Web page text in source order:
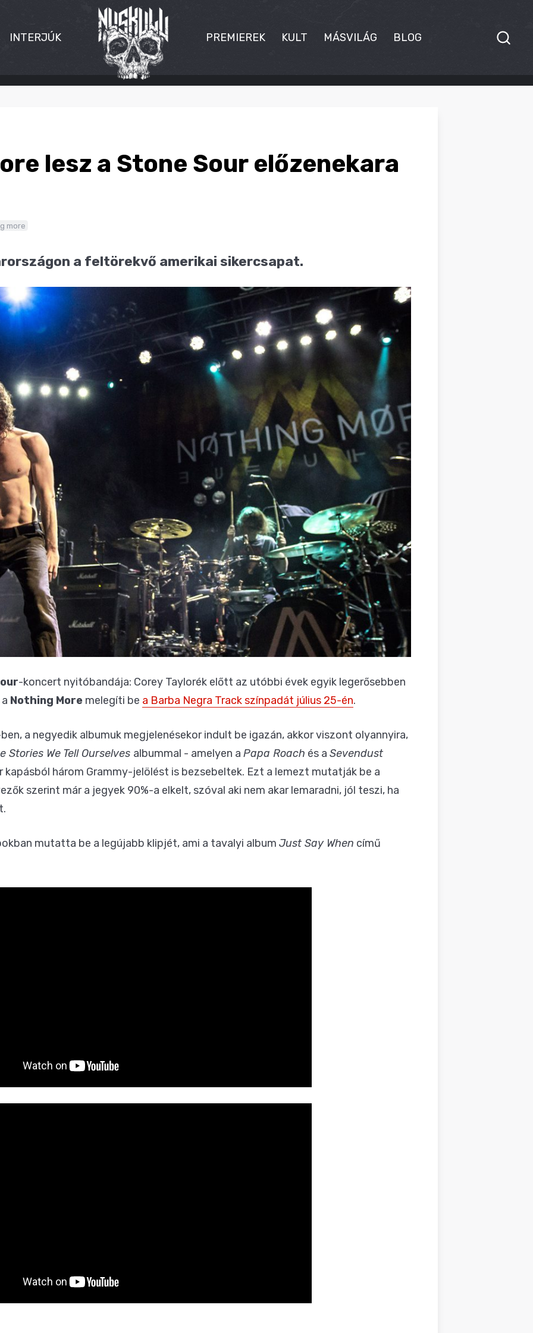
INTERJÚK PREMIEREK KULT MÁSVILÁG BLOG
lesz a Stone Sour előzenekara
more
a feltörekvő amerikai sikercsapat.
-koncert nyitóbandája: Corey Taylorék előtt az utóbbi évek egyik legerősebben
Nothing More melegíti be a Barba Negra Track színpadát július 25-én.
a negyedik albumuk megjelenésekor indult be igazán, akkor viszont olyannyira,
Stories We Tell Ourselves albummal - amelyen a Papa Roach és a Sevendust
három Grammy-jelölést is bezsebeltek. Ezt a lemezt mutatják be a
szerint már a jegyek 90%-a elkelt, szóval aki nem akar lemaradni, jól teszi, ha
mutatta be a legújabb klipjét, ami a tavalyi album Just Say When című